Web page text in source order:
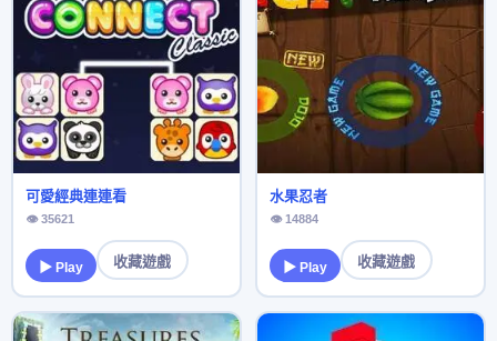
可愛經典連連看
👁 35621
▶ Play 收藏遊戲
水果忍者
👁 14884
▶ Play 收藏遊戲